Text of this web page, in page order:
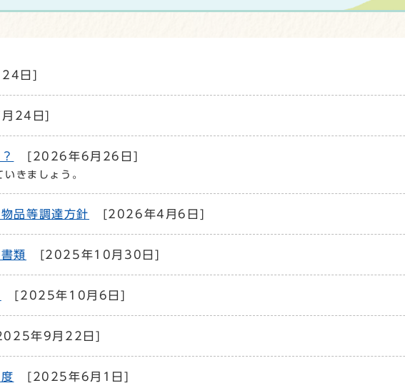
日]
24日]
[2026年6月26日]
きましょう。
品等調達方針 [2026年4月6日]
類 [2025年10月30日]
[2025年10月6日]
年9月22日]
[2025年6月1日]